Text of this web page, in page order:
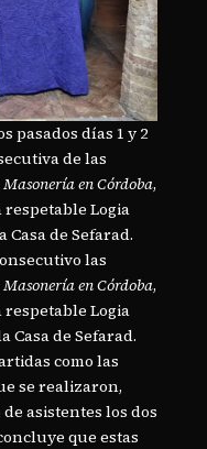
pasados días 1 y 2
de las
en Córdoba,
Logia
Casa de Sefarad.
las
en Córdoba,
Logia
Casa de Sefarad.
como las
se realizaron,
asistentes los dos
que estas